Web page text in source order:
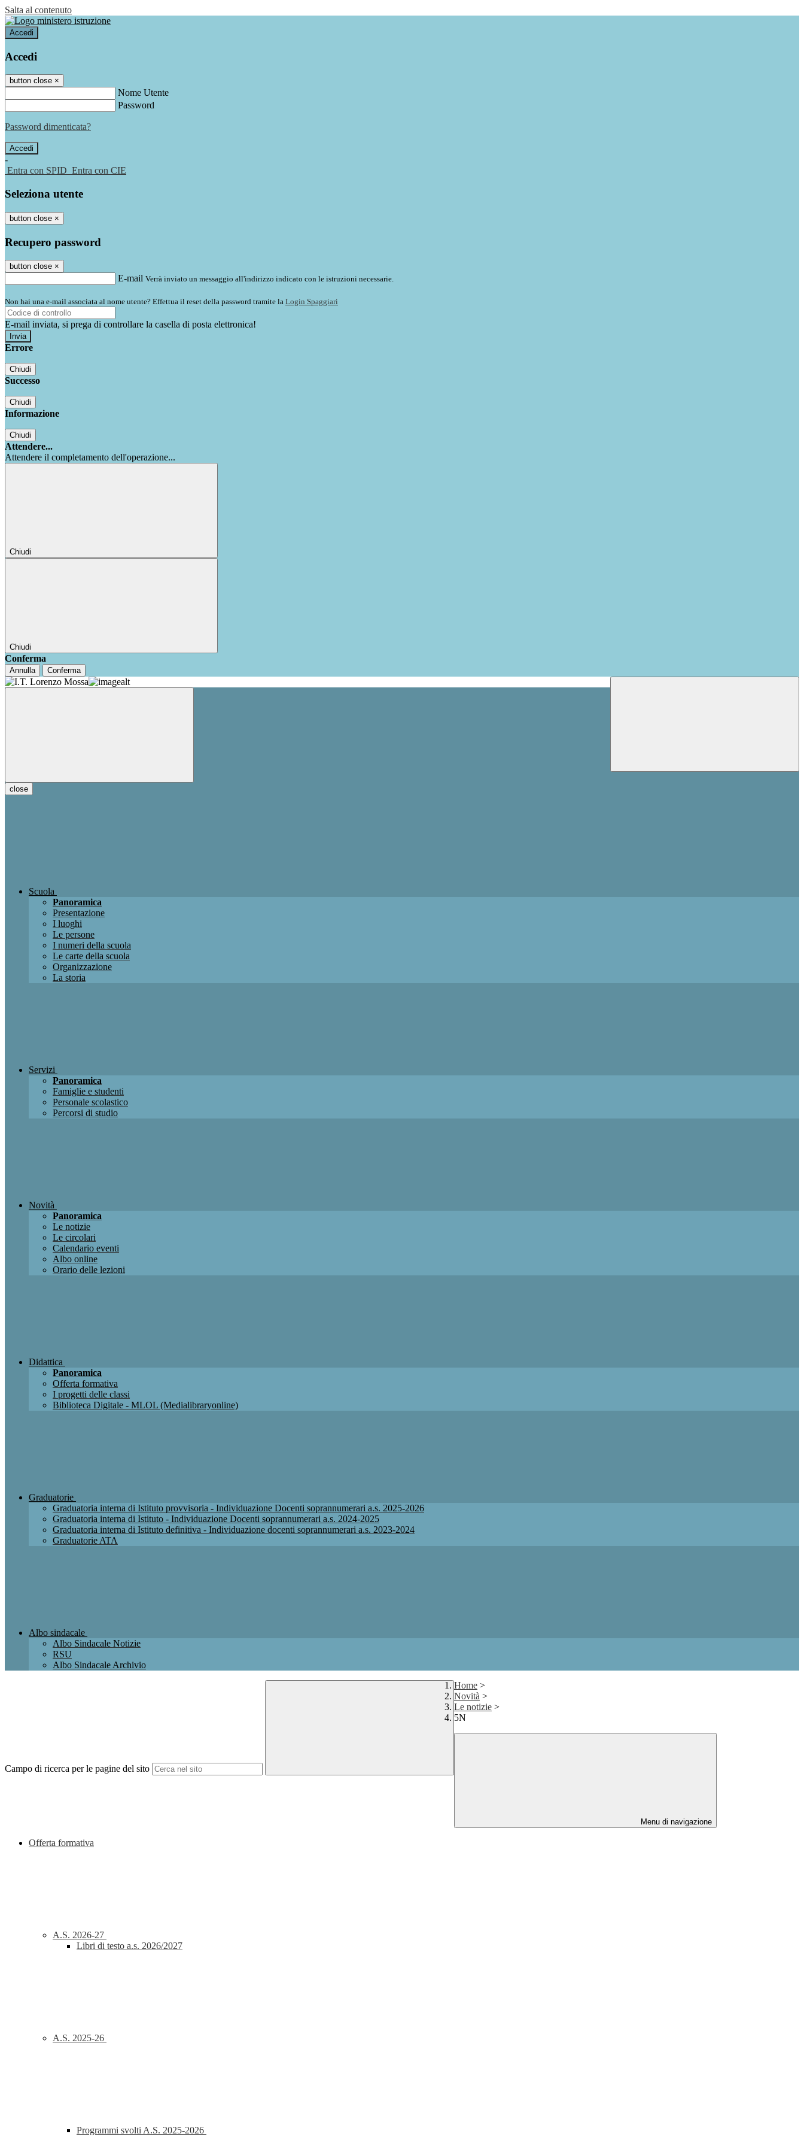
Salta al contenuto
Accedi
Accedi
button close ×
Nome Utente
Password
Password dimenticata?
-
Entra con SPID Entra con CIE
Seleziona utente
button close ×
Recupero password
button close ×
E-mail Verrà inviato un messaggio all'indirizzo indicato con le istruzioni necessarie.
Non hai una e-mail associata al nome utente? Effettua il reset della password tramite la Login Spaggiari
E-mail inviata, si prega di controllare la casella di posta elettronica!
Errore
Chiudi
Successo
Chiudi
Informazione
Chiudi
Attendere...
Attendere il completamento dell'operazione...
Chiudi
Chiudi
Conferma
Annulla Conferma
close
Scuola
Panoramica
Presentazione
I luoghi
Le persone
I numeri della scuola
Le carte della scuola
Organizzazione
La storia
Servizi
Panoramica
Famiglie e studenti
Personale scolastico
Percorsi di studio
Novità
Panoramica
Le notizie
Le circolari
Calendario eventi
Albo online
Orario delle lezioni
Didattica
Panoramica
Offerta formativa
I progetti delle classi
Biblioteca Digitale - MLOL (Medialibraryonline)
Graduatorie
Graduatoria interna di Istituto provvisoria - Individuazione Docenti soprannumerari a.s. 2025-2026
Graduatoria interna di Istituto - Individuazione Docenti soprannumerari a.s. 2024-2025
Graduatoria interna di Istituto definitiva - Individuazione docenti soprannumerari a.s. 2023-2024
Graduatorie ATA
Albo sindacale
Albo Sindacale Notizie
RSU
Albo Sindacale Archivio
Campo di ricerca per le pagine del sito
Home >
Novità >
Le notizie >
5N
Menu di navigazione
Offerta formativa
A.S. 2026-27
Libri di testo a.s. 2026/2027
A.S. 2025-26
Programmi svolti A.S. 2025-2026